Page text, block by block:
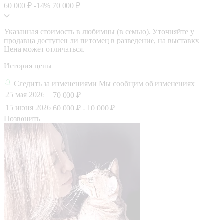
60 000 ₽ -14% 70 000 ₽
Указанная стоимость в любимцы (в семью). Уточняйте у
продавца доступен ли питомец в разведение, на выставку.
Цена может отличаться.
История цены
Следить за изменениями Мы сообщим об изменениях
25 мая 2026
70 000 ₽
15 июня 2026 60 000 ₽ - 10 000 ₽
Позвонить